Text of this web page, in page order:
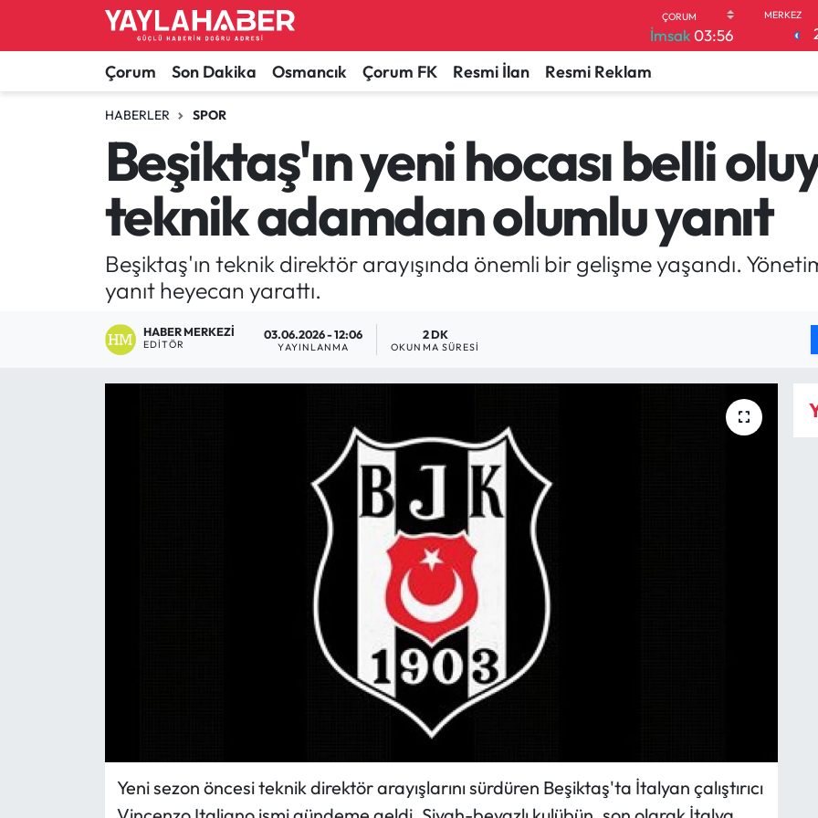
İmsak03:56
Çorum Son Dakika Osmancık Çorum FK Resmi İlan Resmi Reklam
HABERLER SPOR
Beşiktaş'ın yeni hocası belli
teknik adamdan olumlu yanıt
Beşiktaş'ın teknik direktör arayışında önemli bir gelişme yaşandı.
yanıt heyecan yarattı.
HABER MERKEZI
EDITÖR
03.06.2026 - 12:06
YAYINLANMA
2 DK
OKUNMA SÜRESI
Yeni sezon öncesi teknik direktör arayışlarını sürdüren Beşiktaş'ta İtalyan çalıştırıcı
Alaca Haberleri
Bayat Haberleri
Bilgi - Keşfet Haberleri
Bilim ve Teknoloji
Boğazkale Haberleri
Çorum Haberleri
Çorum Son Dakika Haberleri
Laçin Haberleri
Çorum Nöbetçi Eczaneler
Çorum Hava Durumu
Çorum Namaz Vakitleri
Çorum Trafik Yoğunluk Haritası
TFF 1.Lig Puan Durumu ve Fikstür
Tüm Manşetler
Son Dakika Haberleri